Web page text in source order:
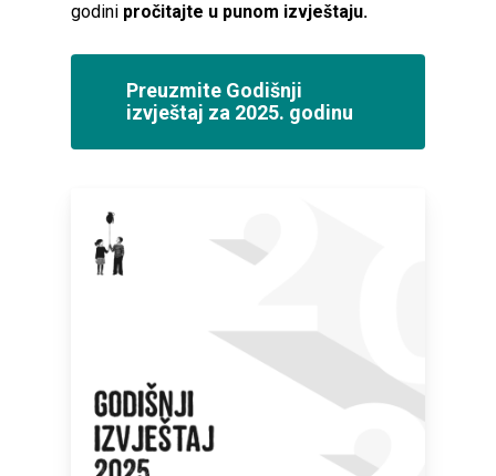
godini pročitajte u punom izvještaju.
Preuzmite Godišnji
izvještaj za 2025. godinu